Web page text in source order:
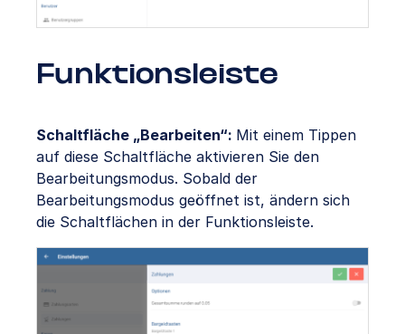
Funktionsleiste
Schaltfläche „Bearbeiten“: Mit einem Tippen
auf diese Schaltfläche aktivieren Sie den
Bearbeitungsmodus. Sobald der
Bearbeitungsmodus geöffnet ist, ändern sich
die Schaltflächen in der Funktionsleiste.